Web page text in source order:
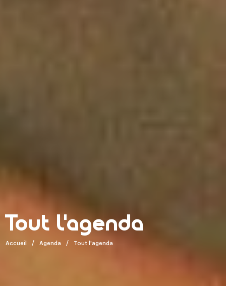
Tout l'agenda
Accueil Agenda Tout l'agenda